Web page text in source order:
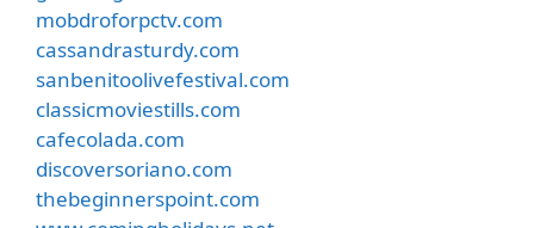
mobdroforpctv.com
cassandrasturdy.com
sanbenitoolivefestival.com
classicmoviestills.com
cafecolada.com
discoversoriano.com
thebeginnerspoint.com